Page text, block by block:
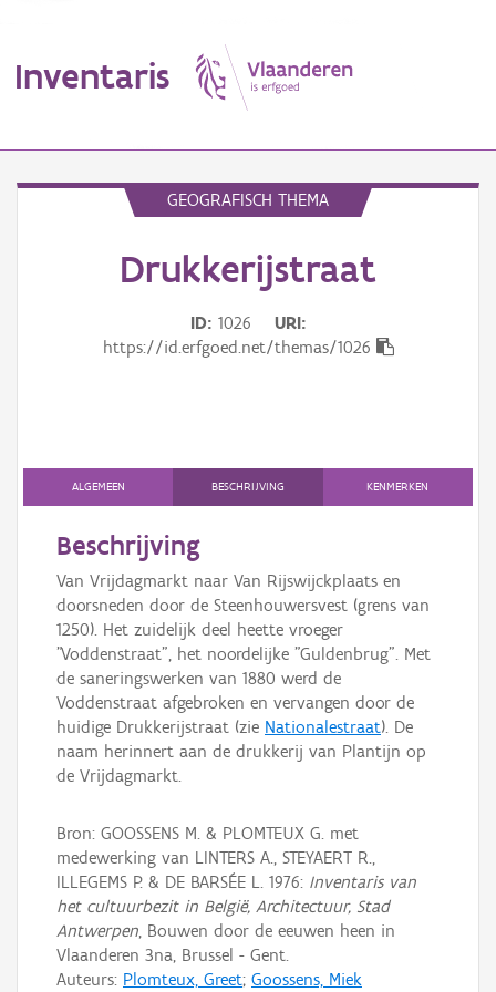
Inventaris
Persoon of collectief
Downloads
Hergebruik
Aanmelden
GEOGRAFISCH THEMA
Drukkerijstraat
ID 1026
URI
https://id.erfgoed.net/themas/1026
ALGEMEEN BESCHRIJVING KENMERKEN
Beschrijving
Van Vrijdagmarkt naar Van Rijswijckplaats en
doorsneden door de Steenhouwersvest (grens van
1250). Het zuidelijk deel heette vroeger
"Voddenstraat", het noordelijke "Guldenbrug". Met
de saneringswerken van 1880 werd de
Voddenstraat afgebroken en vervangen door de
huidige Drukkerijstraat (zie Nationalestraat). De
naam herinnert aan de drukkerij van Plantijn op
de Vrijdagmarkt.
Bron: GOOSSENS M. & PLOMTEUX G. met
medewerking van LINTERS A., STEYAERT R.,
ILLEGEMS P. & DE BARSÉE L. 1976: Inventaris van
het cultuurbezit in België, Architectuur, Stad
Antwerpen, Bouwen door de eeuwen heen in
Vlaanderen 3na, Brussel - Gent.
Auteurs: Plomteux, Greet; Goossens, Miek